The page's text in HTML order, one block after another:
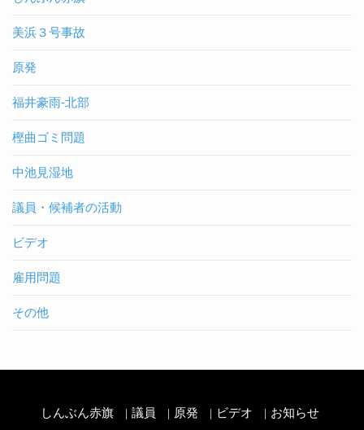
美浜３号事故
原発
福井豪雨-北部
樫曲ゴミ問題
中池見湿地
議員・候補者の活動
ビデオ
雇用問題
その他
しんぶん赤旗 議員 原発 ビデオ お知らせ